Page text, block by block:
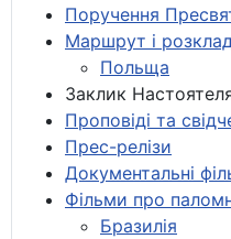
Поручення
Маршрут і розклад
Польща
Заклик
Проповіді та
Прес-релізи
Документальні
Фільми про
Бразилія